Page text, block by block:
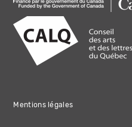
Mentions légales